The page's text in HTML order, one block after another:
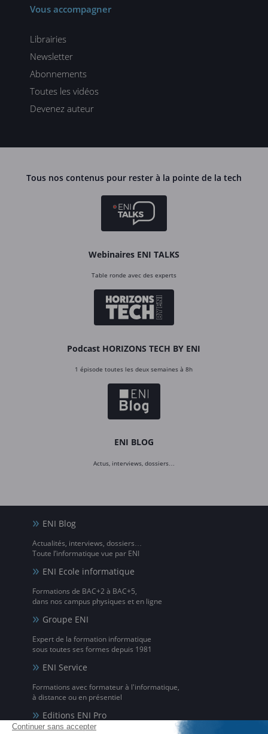
Vous accompagner
Librairies
Newsletter
Abonnements
Toutes les vidéos
Devenez auteur
Tous nos contenus pour rester à la pointe de la tech
Webinaires ENI TALKS
Table ronde avec des experts
Podcast HORIZONS TECH BY ENI
1 épisode toutes les deux semaines à 8h
ENI BLOG
Actus, interviews, dossiers…
ENI Blog
Actualités, interviews, dossiers…
Toute l’informatique vue par ENI
ENI Ecole informatique
Formations de BAC+2 à BAC+5,
dans nos campus physiques et en ligne
Groupe ENI
Expert de la formation informatique
sous toutes ses formes depuis 1981
ENI Service
Formations avec formateur à l'informatique,
à distance ou en présentiel
Editions ENI Pro